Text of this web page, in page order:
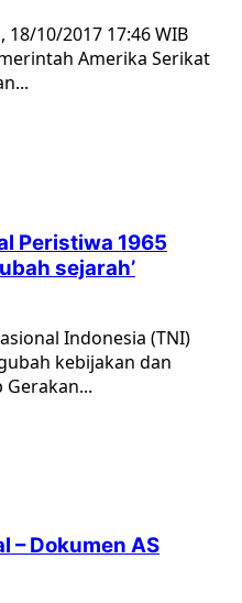
10/2017 17:46 WIB
Amerika Serikat
Peristiwa 1965
sejarah’
Indonesia (TNI)
kebijakan dan
– Dokumen AS